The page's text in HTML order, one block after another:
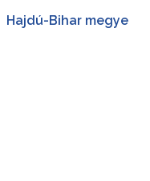
Hajdú-Bihar megye